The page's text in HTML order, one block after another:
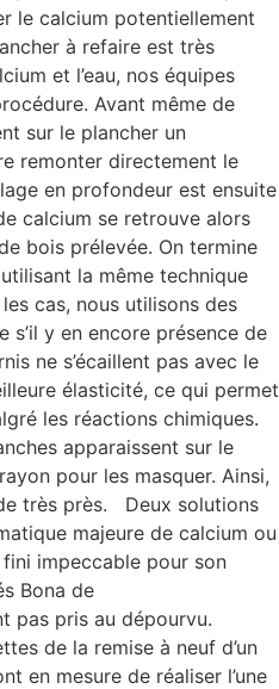
le calcium potentiellement
à refaire est très
et l’eau, nos équipes
Avant même de
sur le plancher un
remonter directement le
en profondeur est ensuite
calcium se retrouve alors
bois prélevée. On termine
utilisant la même technique
cas, nous utilisons des
s’il y en encore présence de
ne s’écaillent pas avec le
élasticité, ce qui permet
les réactions chimiques.
apparaissent sur le
pour les masquer. Ainsi,
très près. Deux solutions
majeure de calcium ou
impeccable pour son
Bona de
pas pris au dépourvu.
de la remise à neuf d’un
en mesure de réaliser l’une